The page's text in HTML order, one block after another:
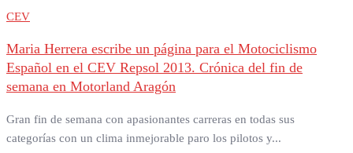
CEV
Maria Herrera escribe un página para el Motociclismo
Español en el CEV Repsol 2013. Crónica del fin de
semana en Motorland Aragón
Gran fin de semana con apasionantes carreras en todas sus
categorías con un clima inmejorable paro los pilotos y...